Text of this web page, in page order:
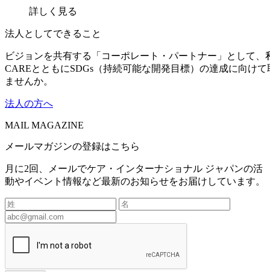
詳しく見る
法人としてできること
ビジョンを共有する「コーポレート・パートナー」として、
CAREとともにSDGs（持続可能な開発目標）の達成に向けて
ませんか。
法人の方へ
MAIL MAGAZINE
メールマガジンの登録はこちら
月に2回、メールでケア・インターナショナル ジャパンの活
動やイベント情報など最新のお知らせをお届けしています。